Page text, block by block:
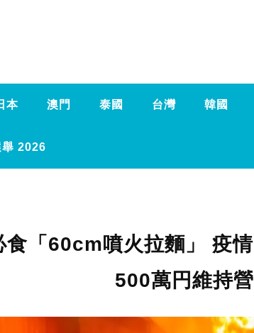
本 澳門 泰國 台灣 韓國
2026
食「60cm噴火拉麵」 疫
500萬円維持